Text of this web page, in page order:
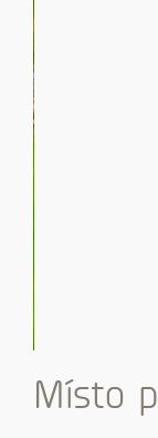
Místo